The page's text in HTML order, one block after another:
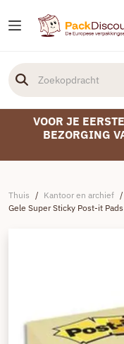
VOOR JE
BEZORGING
Thuis / Kantoor en archief /
Gele Super Sticky Post-it